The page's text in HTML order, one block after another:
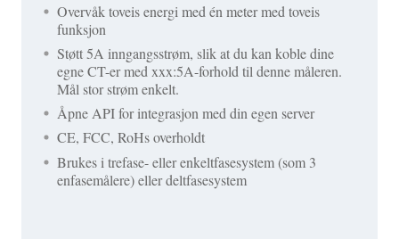
Overvåk toveis energi med én meter med toveis
funksjon
Støtt 5A inngangsstrøm, slik at du kan koble dine
egne CT-er med xxx:5A-forhold til denne måleren.
Mål stor strøm enkelt.
Åpne API for integrasjon med din egen server
CE, FCC, RoHs overholdt
Brukes i trefase- eller enkeltfasesystem (som 3
enfasemålere) eller deltfasesystem